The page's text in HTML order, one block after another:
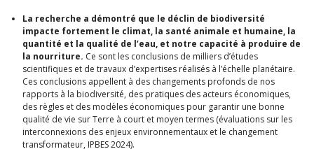
La recherche a démontré que le déclin de biodiversité
impacte fortement le climat, la santé animale et humaine, la
quantité et la qualité de l’eau, et notre capacité à produire de
la nourriture. Ce sont les conclusions de milliers d’études
scientifiques et de travaux d’expertises réalisés à l’échelle planétaire.
Ces conclusions appellent à des changements profonds de nos
rapports à la biodiversité, des pratiques des acteurs économiques,
des règles et des modèles économiques pour garantir une bonne
qualité de vie sur Terre à court et moyen termes (évaluations sur les
interconnexions des enjeux environnementaux et le changement
transformateur, IPBES 2024).